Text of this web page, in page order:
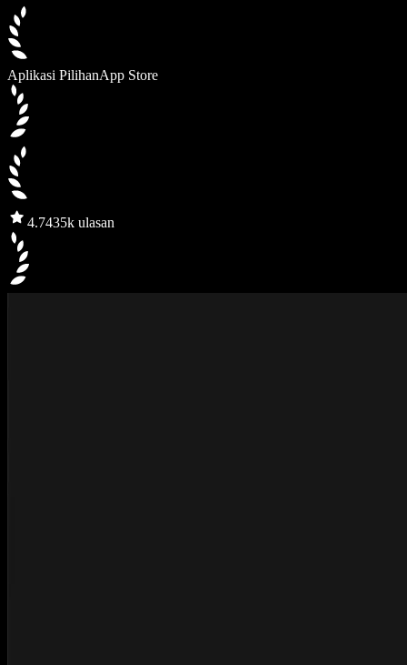
Aplikasi PilihanApp Store
4.7435k ulasan